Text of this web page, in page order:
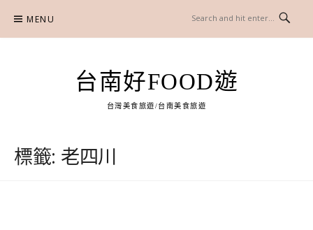
content
MENU
台南好FOOD遊
台灣美食旅遊/台南美食旅遊
標籤: 老四川